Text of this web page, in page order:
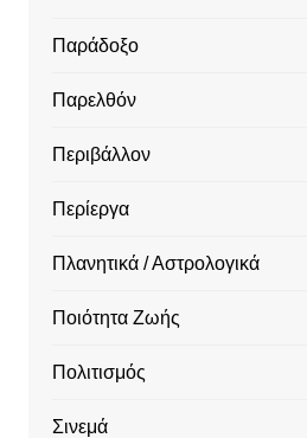
Παράδοξο
Παρελθόν
Περιβάλλον
Περίεργα
Πλανητικά / Αστρολογικά
Ποιότητα Ζωής
Πολιτισμός
Σινεμά